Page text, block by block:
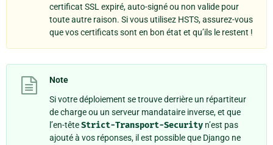
certificat SSL expiré, auto-signé ou non valide pour
toute autre raison. Si vous utilisez HSTS, assurez-vous
que vos certificats sont en bon état et qu’ils le restent !
Note
Si votre déploiement se trouve derrière un répartiteur
de charge ou un serveur mandataire inverse, et que
l’en-têteStrict-Transport-Security n’est pas
ajouté à vos réponses, il est possible que Django ne